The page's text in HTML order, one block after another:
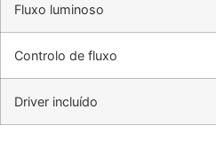
Fluxo luminoso
Controlo de fluxo
Driver incluído